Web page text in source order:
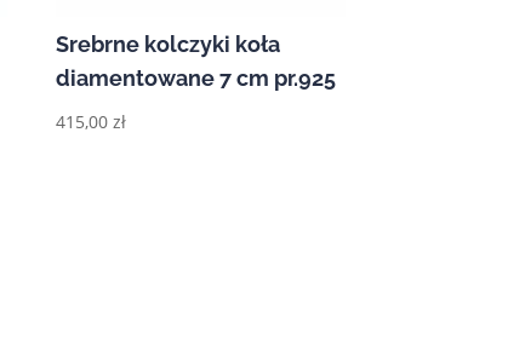
Srebrne kolczyki koła
diamentowane 7 cm pr.925
415,00zł